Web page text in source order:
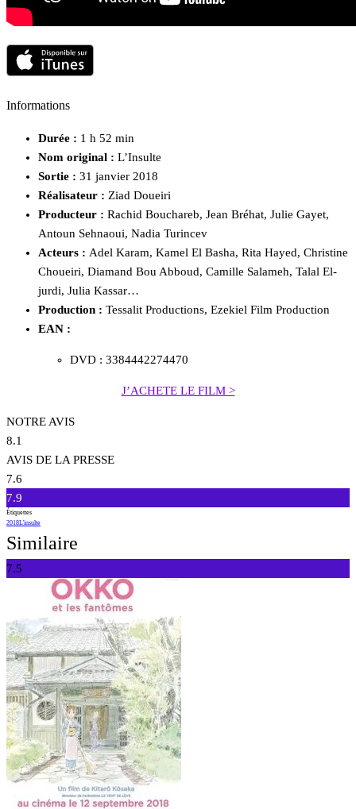
Informations
Durée : 1 h 52 min
Nom original : L’Insulte
Sortie : 31 janvier 2018
Réalisateur : Ziad Doueiri
Producteur : Rachid Bouchareb, Jean Bréhat, Julie Gayet,
Antoun Sehnaoui, Nadia Turincev
Acteurs : Adel Karam, Kamel El Basha, Rita Hayed, Christine
Choueiri, Diamand Bou Abboud, Camille Salameh, Talal El-
jurdi, Julia Kassar…
Production : Tessalit Productions, Ezekiel Film Production
EAN :
DVD : 3384442274470
J’ACHETE LE FILM >
NOTRE AVIS
8.1
AVIS DE LA PRESSE
7.6
7.9
Étiquettes
2018L'insulte
Similaire
7.5